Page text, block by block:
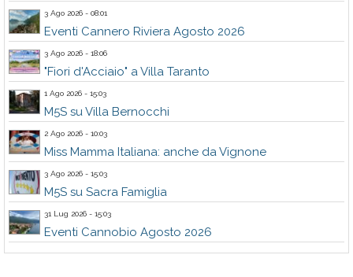
3 Ago 2026 - 08:01
Eventi Cannero Riviera Agosto 2026
3 Ago 2026 - 18:06
"Fiori d'Acciaio" a Villa Taranto
1 Ago 2026 - 15:03
M5S su Villa Bernocchi
2 Ago 2026 - 10:03
Miss Mamma Italiana: anche da Vignone
3 Ago 2026 - 15:03
M5S su Sacra Famiglia
31 Lug 2026 - 15:03
Eventi Cannobio Agosto 2026